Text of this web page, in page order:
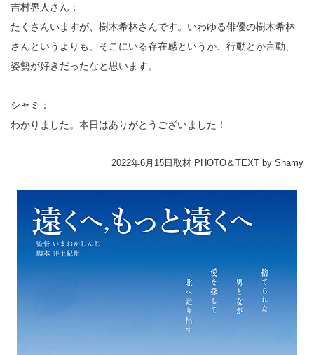
吉村界人さん：
たくさんいますが、樹木希林さんです。いわゆる俳優の樹木希林
さんというよりも、そこにいる存在感というか、行動とか言動、
姿勢が好きだったなと思います。
シャミ：
わかりました。本日はありがとうございました！
2022年6月15日取材 PHOTO＆TEXT by Shamy